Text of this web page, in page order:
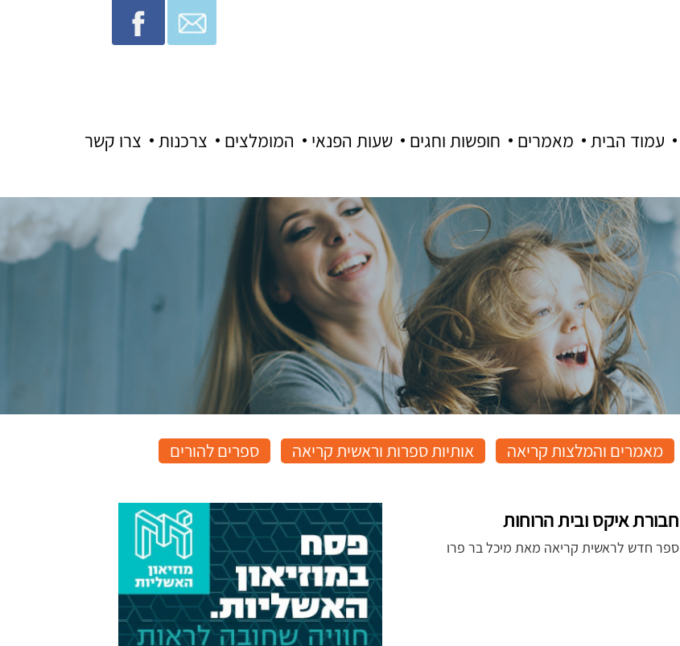
צרו קשר צרכנות המומלצים שעות הפנאי חופשות וחגים מאמרים עמוד הבית
מאמרים והמלצות קריאה אותיות ספרות וראשית קריאה ספרים להורים
חבורת איקס ובית הרוחות
ספר חדש לראשית קריאה מאת מיכל בר פרו